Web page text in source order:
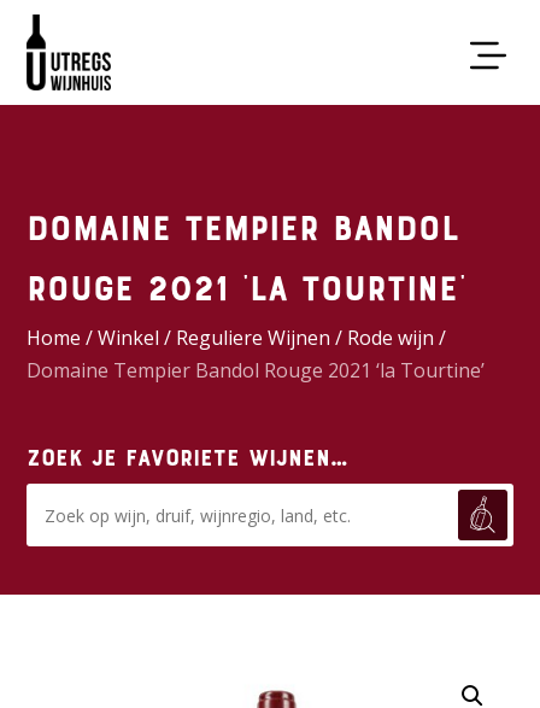
Domaine Tempier Bandol
Rouge 2021 ‘la Tourtine’
Home /Winkel / Reguliere Wijnen / Rode wijn /
Domaine Tempier Bandol Rouge 2021 ‘la Tourtine’
Zoek je favoriete wijnen…